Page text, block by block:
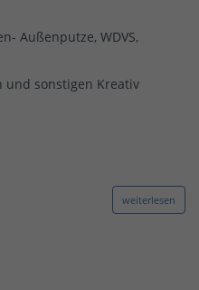
Außenputze, WDVS,
und sonstigen Kreativ
weiterlesen